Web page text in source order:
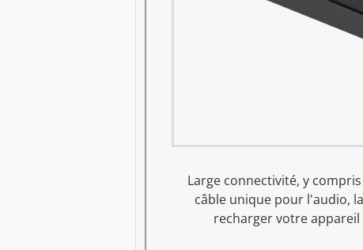
Large connectivité, y
câble unique pour l'audio,
recharger votre